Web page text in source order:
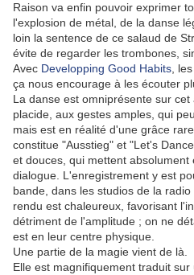
Raison va enfin pouvoir exprimer
l'explosion de métal, de la danse
loin la sentence de ce salaud de
évite de regarder les trombones,
Avec Developping Good Habits ,
ça nous encourage à les écouter
La danse est omniprésente sur
placide, aux gestes amples, qui
mais est en réalité d'une grâce
constitue "Ausstieg" et "Let's
et douces, qui mettent
dialogue. L'enregistrement y est
bande, dans les studios de la
rendu est chaleureux, favorisant
détriment de l'amplitude ; on ne
est en leur centre physique.
Une partie de la magie vient de là.
Elle est magnifiquement traduit sur